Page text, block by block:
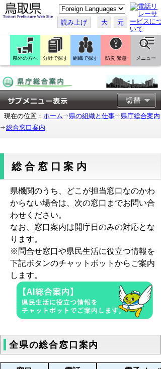
こ
の
ペ
ー
ジ
翻
訳
す
読み上げ 大 元
県外の方へ 分野で探す 組織で探す 防災 緊急 メニュー
現在の位置： ホーム 県の組織と仕事
県庁総合案内
総合窓口案内
総合窓口案内
県機関のうち、どこが担当窓口なのかわ
からない場合は、次の窓口までお問い合
わせください。
なお、窓口案内は開庁日のみの対応とな
ります。
※問合せ窓口や県民生活に役立つ情報を
下記ボタンのチャットボットからご案内
します。
全県の総合窓口案内